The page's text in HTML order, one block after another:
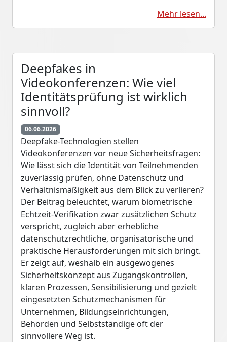
Mehr lesen...
Deepfakes in
Videokonferenzen: Wie viel
Identitätsprüfung ist wirklich
sinnvoll?
06.06.2026
Deepfake-Technologien stellen
Videokonferenzen vor neue Sicherheitsfragen:
Wie lässt sich die Identität von Teilnehmenden
zuverlässig prüfen, ohne Datenschutz und
Verhältnismäßigkeit aus dem Blick zu verlieren?
Der Beitrag beleuchtet, warum biometrische
Echtzeit-Verifikation zwar zusätzlichen Schutz
verspricht, zugleich aber erhebliche
datenschutzrechtliche, organisatorische und
praktische Herausforderungen mit sich bringt.
Er zeigt auf, weshalb ein ausgewogenes
Sicherheitskonzept aus Zugangskontrollen,
klaren Prozessen, Sensibilisierung und gezielt
eingesetzten Schutzmechanismen für
Unternehmen, Bildungseinrichtungen,
Behörden und Selbstständige oft der
sinnvollere Weg ist.